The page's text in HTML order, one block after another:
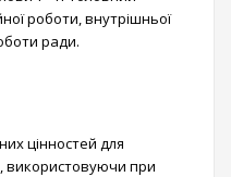
роботи, внутрішньої
ради.
цінностей для
використовуючи при